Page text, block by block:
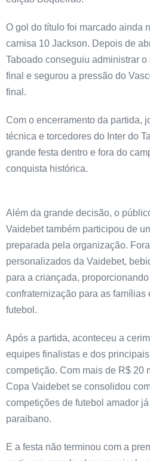
O gol do título foi marcado ainda
camisa 10 Jackson. Depois de
Taboado conseguiu administrar
final e segurou a pressão do
final.
Com o encerramento da partida,
técnica e torcedores do Inter do
grande festa dentro e fora do
conquista histórica.
Além da grande decisão, o
Vaidebet também participou de
preparada pela organização.
personalizados da Vaidebet,
para a criançada,
confraternização para as
futebol.
Após a partida, aconteceu a
equipes finalistas e dos
competição. Com mais de R$ 20
Copa Vaidebet se consolidou
competições de futebol amador
paraibano.
E a festa não terminou com a